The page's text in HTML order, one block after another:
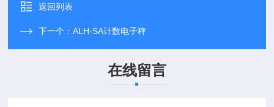
返回列表
下一个：ALH-SA计数电子秤
在线留言